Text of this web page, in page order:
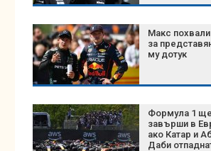
Макс
за
му дотук
Формула 1 ще
завърши в
ако Катар и
Даби